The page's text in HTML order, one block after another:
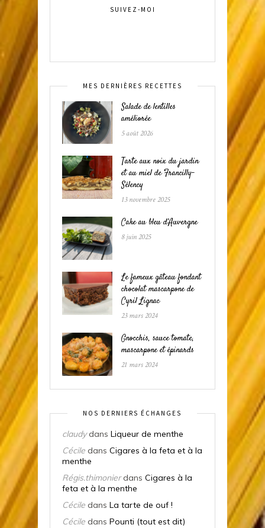
SUIVEZ-MOI
MES DERNIÈRES RECETTES
Salade de lentilles
améliorée
5 août 2026
Tarte aux noix du jardin
et au miel de Francilly-
Sélency
13 novembre 2025
Cake au bleu d’Auvergne
8 juin 2025
Le fameux gâteau fondant
chocolat mascarpone de
Cyril Lignac
23 mars 2024
Gnocchis, sauce tomate,
mascarpone et épinards
21 mars 2024
NOS DERNIERS ÉCHANGES
claudydans Liqueur de menthe
Cécile dans Cigares à la feta et à la
menthe
Régis.thimonierdans Cigares à la
feta et à la menthe
Cécile dans La tarte de ouf !
Cécile dans Pounti (tout est dit)